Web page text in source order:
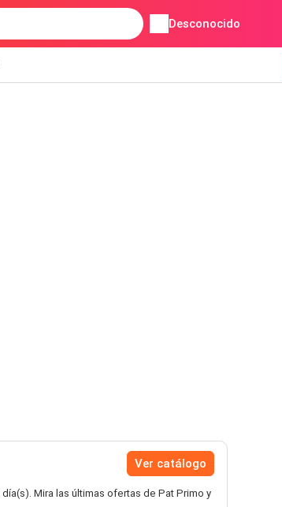
Desconocido
Ver catálogo
día(s). Mira las últimas ofertas de Pat Primo y